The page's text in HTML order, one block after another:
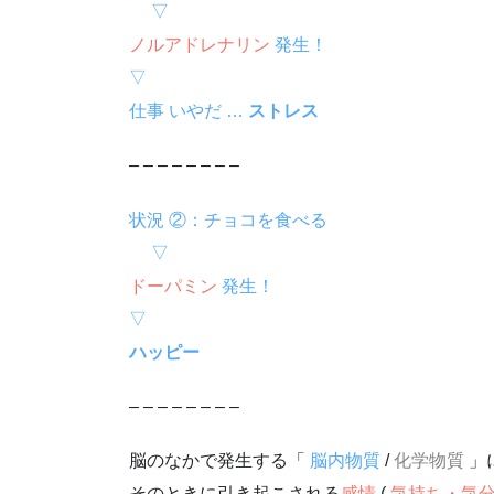
▽
ノルアドレナリン 発生！
▽
仕事 いやだ … ストレス
– – – – – – – –
状況 ②：チョコを食べる
▽
ドーパミン 発生！
▽
ハッピー
– – – – – – – –
脳のなかで発生する「 脳内物質 /化学物質 」